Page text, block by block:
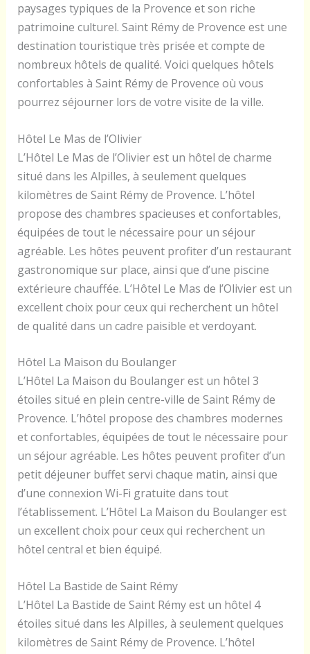
paysages typiques de la Provence et son riche
patrimoine culturel. Saint Rémy de Provence est une
destination touristique très prisée et compte de
nombreux hôtels de qualité. Voici quelques hôtels
confortables à Saint Rémy de Provence où vous
pourrez séjourner lors de votre visite de la ville.
Hôtel Le Mas de l’Olivier
L’Hôtel Le Mas de l’Olivier est un hôtel de charme
situé dans les Alpilles, à seulement quelques
kilomètres de Saint Rémy de Provence. L’hôtel
propose des chambres spacieuses et confortables,
équipées de tout le nécessaire pour un séjour
agréable. Les hôtes peuvent profiter d’un restaurant
gastronomique sur place, ainsi que d’une piscine
extérieure chauffée. L’Hôtel Le Mas de l’Olivier est un
excellent choix pour ceux qui recherchent un hôtel
de qualité dans un cadre paisible et verdoyant.
Hôtel La Maison du Boulanger
L’Hôtel La Maison du Boulanger est un hôtel 3
étoiles situé en plein centre-ville de Saint Rémy de
Provence. L’hôtel propose des chambres modernes
et confortables, équipées de tout le nécessaire pour
un séjour agréable. Les hôtes peuvent profiter d’un
petit déjeuner buffet servi chaque matin, ainsi que
d’une connexion Wi-Fi gratuite dans tout
l’établissement. L’Hôtel La Maison du Boulanger est
un excellent choix pour ceux qui recherchent un
hôtel central et bien équipé.
Hôtel La Bastide de Saint Rémy
L’Hôtel La Bastide de Saint Rémy est un hôtel 4
étoiles situé dans les Alpilles, à seulement quelques
kilomètres de Saint Rémy de Provence. L’hôtel